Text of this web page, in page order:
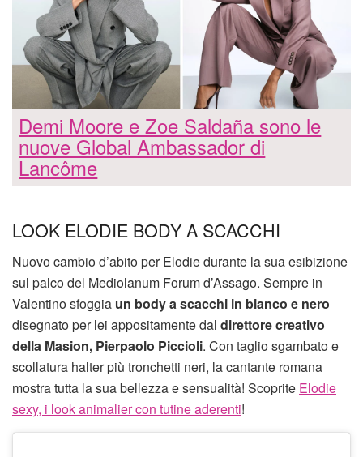
Demi Moore e Zoe Saldaña sono le
nuove Global Ambassador di
Lancôme
LOOK ELODIE BODY A SCACCHI
Nuovo cambio d’abito per Elodie durante la sua esibizione
sul palco del Mediolanum Forum d’Assago. Sempre in
Valentino sfoggia un body a scacchi in bianco e nero
disegnato per lei appositamente dal direttore creativo
della Masion, Pierpaolo Piccioli. Con taglio sgambato e
scollatura halter più tronchetti neri, la cantante romana
mostra tutta la sua bellezza e sensualità! Scoprite Elodie
sexy, i look animalier con tutine aderenti!